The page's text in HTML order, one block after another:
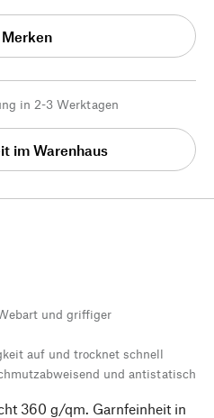
Merken
in 2-3 Werktagen
im Warenhaus
und griffiger
auf und trocknet schnell
und antistatisch
360 g/qm. Garnfeinheit in